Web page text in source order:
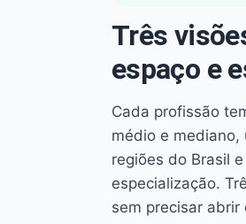
Três
espaço e
Cada profissão
médio e mediano,
regiões do Brasil
especialização.
sem precisar abrir